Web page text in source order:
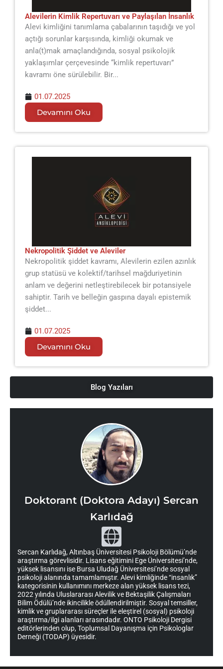
Blog Yazıları
Alevilerin Kimlik Repertuvarı ve Paylaşılan İnsanlık
Alevi kimliğini tanımlama çabalarının taşıdığı ve yol
açtığı sorunlar karşısında, kimliği okumak ve
anla(t)mak amaçlandığında, sosyal psikolojik
yaklaşımlar çerçevesinde “kimlik repertuvarı”
kavramı öne sürülebilir. Bir...
01.07.2025
Devamını Oku
Nekropolitik Şiddet ve Aleviler
Nekropolitik şiddet kavramı, Alevilerin ezilen azınlık
grup statüsü ve kolektif/tarihsel mağduriyetinin
anlam ve değerini netleştirebilecek bir potansiyele
sahiptir. Tarih ve belleğin gaspına dayalı epistemik
şiddet...
01.07.2025
Devamını Oku
Doktorant (Doktora Adayı) Sercan
Karlıdağ
G
l
o
b
e
Sercan Karlıdağ, Altınbaş Üniversitesi Psikoloji Bölümü’nde
araştırma görevlisidir. Lisans eğitimini Ege Üniversitesi’nde,
yüksek lisansını ise Bursa Uludağ Üniversitesi’nde sosyal
psikoloji alanında tamamlamıştır. Alevi kimliğinde “insanlık”
kategorisinin kullanımını merkeze alan yüksek lisans tezi,
2022 yılında Uluslararası Alevilik ve Bektaşilik Çalışmaları
Bilim Ödülü’nde ikincilikle ödüllendirilmiştir. Sosyal temsiller,
kimlik ve gruplararası süreçler ile eleştirel (sosyal) psikoloji
araştırma/ilgi alanları arasındadır. ONTO Psikoloji Dergisi
editörlerinden olup, Toplumsal Dayanışma için Psikologlar
Derneği (TODAP) üyesidir.